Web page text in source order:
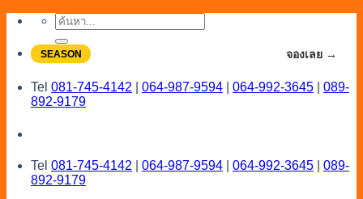
Skip
content
ค้นหา:
SEASON จองเลย →
Tel 081-745-4142 064-987-9594 064-992-3645
089-
892-9179
Tel 081-745-4142 064-987-9594 064-992-3645
089-
892-9179